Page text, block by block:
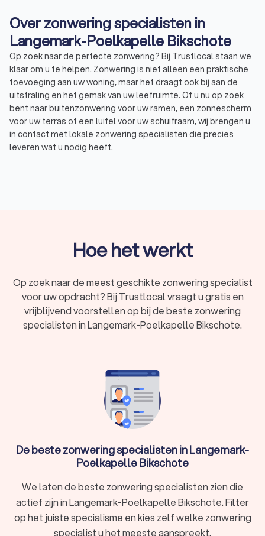
Over zonwering specialisten in
Langemark-Poelkapelle Bikschote
Op zoek naar de perfecte zonwering? Bij Trustlocal staan we
klaar om u te helpen. Zonwering is niet alleen een praktische
toevoeging aan uw woning, maar het draagt ook bij aan de
uitstraling en het gemak van uw leefruimte. Of u nu op zoek
bent naar buitenzonwering voor uw ramen, een zonnescherm
voor uw terras of een luifel voor uw schuifraam, wij brengen u
in contact met lokale zonwering specialisten die precies
leveren wat u nodig heeft.
schadelijke UV-stralen met zonwering. Trustlocal begrijpt dat
de keuze voor de juiste zonwering een belangrijke beslissing
oplossing voor uw specifieke behoeften.
Het belang van zonwering
stralen; het zorgt ook voor privacy. Met de juiste zonwering
geniet u van een aangename temperatuur binnenshuis en een
gezellige sfeer op uw terras, zonder last te hebben van
Soorten zonwering
Er zijn verschillende soorten zonwering beschikbaar. Elk type
zonwering heeft zijn eigen kenmerken en voordelen, dus het
is belangrijk om te bepalen welke het beste past bij uw huis
en uw behoeften. Via Trustlocal vindt u een ruim aanbod aan
zonwering specialisten die u graag helpen bij het vinden van
Hoe het werkt
Op zoek naar de meest geschikte zonwering specialist
voor uw opdracht? Bij Trustlocal vraagt u gratis en
vrijblijvend voorstellen op bij de beste zonwering
specialisten in Langemark-Poelkapelle Bikschote.
De beste zonwering specialisten in Langemark-
Poelkapelle Bikschote
We laten de beste zonwering specialisten zien die
actief zijn in Langemark-Poelkapelle Bikschote. Filter
op het juiste specialisme en kies zelf welke zonwering
specialist u het meeste aanspreekt.